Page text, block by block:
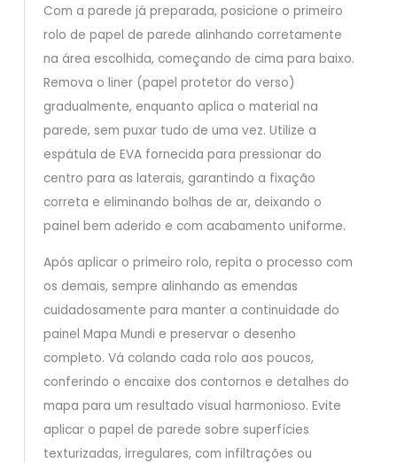
Com a parede já preparada, posicione o primeiro
rolo de papel de parede alinhando corretamente
na área escolhida, começando de cima para baixo.
Remova o liner (papel protetor do verso)
gradualmente, enquanto aplica o material na
parede, sem puxar tudo de uma vez. Utilize a
espátula de EVA fornecida para pressionar do
centro para as laterais, garantindo a fixação
correta e eliminando bolhas de ar, deixando o
painel bem aderido e com acabamento uniforme.
Após aplicar o primeiro rolo, repita o processo com
os demais, sempre alinhando as emendas
cuidadosamente para manter a continuidade do
painel Mapa Mundi e preservar o desenho
completo. Vá colando cada rolo aos poucos,
conferindo o encaixe dos contornos e detalhes do
mapa para um resultado visual harmonioso. Evite
aplicar o papel de parede sobre superfícies
texturizadas, irregulares, com infiltrações ou